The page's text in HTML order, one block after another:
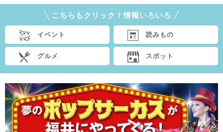
こちらもクリック！情報いろいろ
イベント 読みもの
グルメ スポット